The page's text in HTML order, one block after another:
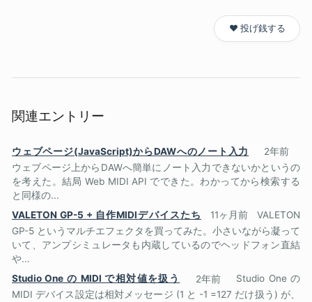
❤️ 投げ銭する
関連エントリー
ウェブページ(JavaScript)からDAWへのノート入力
2年前
ウェブページ上からDAWへ簡単にノート入力できないかというの
を考えた。結局 Web MIDI API でできた。わかってから検索する
と同様の...
VALETON GP-5 + 自作MIDIデバイスたち
11ヶ月前
VALETON
GP-5 というマルチエフェクタを買ってみた。小さいながら凝って
いて、アンプシミュレータも内蔵しているのでヘッドフォン直結
や...
Studio One の MIDI で相対値を扱う
2年前
Studio One の
MIDI デバイス設定は相対メッセージ (1 と -1 =127 だけ扱う) が、